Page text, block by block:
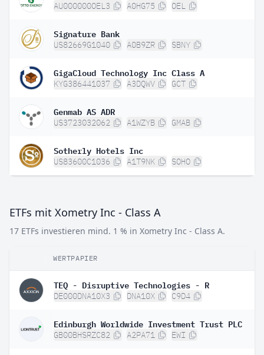
AU000000OEL3 A0HG75 OEL
Signature Bank
US82669G1040 A0B9ZR SBNY
GigaCloud Technology Inc Class A
KYG386441037 A3DQWV GCT
Genmab AS ADR
US3723032062 A1WZYB GMAB
Sotherly Hotels Inc
US83600C1036 A1T9NK SOHO
ETFs mit Xometry Inc - Class A
17 ETFs investieren mind. 1 % in Xometry Inc - Class A.
WERTPAPIER
TEQ - Disruptive Technologies - R
DE000DNA10X3 DNA10X C9D4
Edinburgh Worldwide Investment Trust PLC
GB00BHSRZC82 A2PA71 EWI